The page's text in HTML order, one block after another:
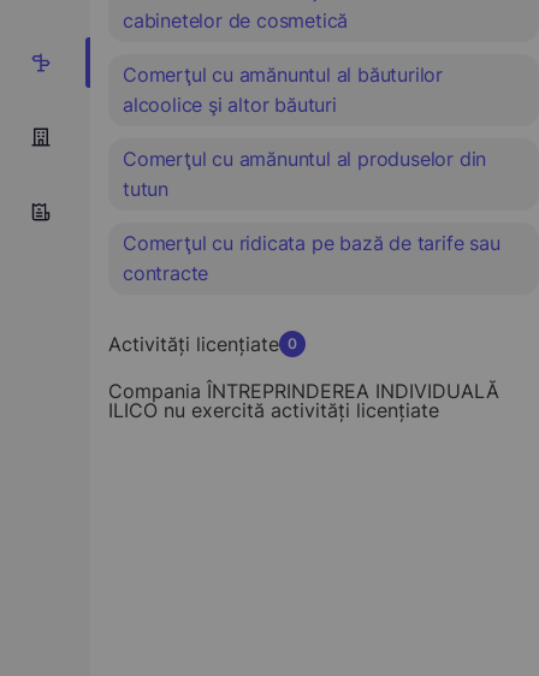
cabinetelor de cosmetică
Comerţul cu amănuntul al băuturilor
alcoolice şi altor băuturi
Comerţul cu amănuntul al produselor din
tutun
Comerţul cu ridicata pe bază de tarife sau
contracte
Activități licențiate 0
Compania ÎNTREPRINDEREA INDIVIDUALĂ
ILICO nu exercită activități licențiate